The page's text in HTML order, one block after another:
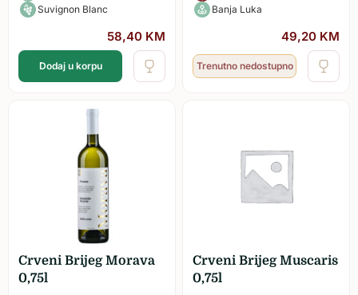
Suvignon Blanc
58,40 KM
Dodaj u korpu
Banja Luka
49,20 KM
Trenutno nedostupno
Crveni Brijeg Morava
0,75l
Crveni Brijeg Muscaris
0,75l